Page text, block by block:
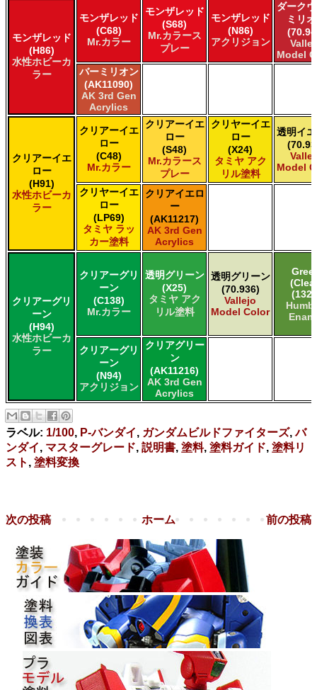
モンザレッド
(H86)
水性ホビーカ
ラー
モンザレッド
(C68)
Mr.カラー
モンザレッド
(S68)
Mr.カラース
プレー
モンザレッド
(N86)
アクリジョン
ダーク
ミリ
Model
バーミリオン
(AK11090)
AK 3rd Gen
Acrylics
クリアーイエ
ロー
(H91)
水性ホビーカ
ラー
クリアーイエ
ロー
(C48)
Mr.カラー
クリアーイエ
ロー
(S48)
Mr.カラース
プレー
クリヤーイエ
ロー
(X24)
タミヤ アク
リル塗料
透明イ
Model
クリヤーイエ
ロー
(LP69)
タミヤ ラッ
カー塗料
クリアイエロ
ー
(AK11217)
AK 3rd Gen
Acrylics
クリアーグリ
ーン
(H94)
水性ホビーカ
ラー
クリアーグリ
ーン
(C138)
Mr.カラー
透明グリーン
(X25)
タミヤ アク
リル塗料
透明グリーン
(70.936)
Vallejo
Model Color
クリアーグリ
ーン
(N94)
アクリジョン
クリアグリー
ン
(AK11216)
AK 3rd Gen
Acrylics
ラベル: 1/100, P-バンダイ, ガンダムビルドファイターズ,バ
ンダイ, マスターグレード, 説明書, 塗料, 塗料ガイド, 塗料リ
スト , 塗料変換
次の投稿 前の投稿
ホーム